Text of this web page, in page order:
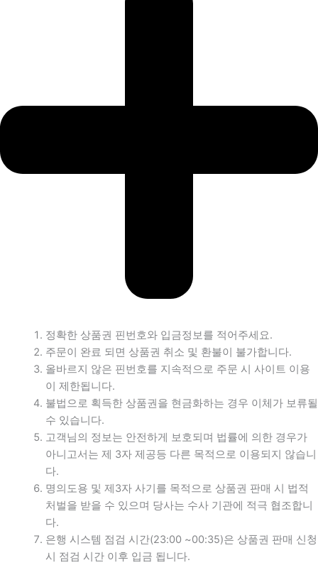
정확한 상품권 핀번호와 입금정보를 적어주세요.
주문이 완료 되면 상품권 취소 및 환불이 불가합니다.
올바르지 않은 핀번호를 지속적으로 주문 시 사이트 이용
이 제한됩니다.
불법으로 획득한 상품권을 현금화하는 경우 이체가 보류될
수 있습니다.
고객님의 정보는 안전하게 보호되며 법률에 의한 경우가
아니고서는 제 3자 제공등 다른 목적으로 이용되지 않습니
다.
명의도용 및 제3자 사기를 목적으로 상품권 판매 시 법적
처벌을 받을 수 있으며 당사는 수사 기관에 적극 협조합니
다.
은행 시스템 점검 시간(23:00 ~00:35)은 상품권 판매 신청
시 점검 시간 이후 입금 됩니다.